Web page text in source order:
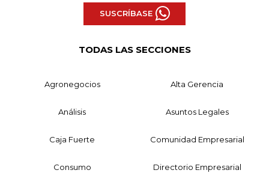
SUSCRÍBASE
TODAS LAS SECCIONES
Agronegocios Alta Gerencia
Análisis Asuntos Legales
Caja Fuerte Comunidad Empresarial
Consumo Directorio Empresarial